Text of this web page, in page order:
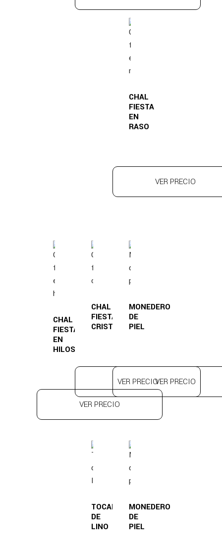
CHAL
FIESTA
EN
RASO
VER PRECIO
CHAL
FIESTA
EN
HILOS
VER PRECIO
CHAL
FIESTA
CRISTAL
VER PRECIO
MONEDERO
DE
PIEL
VER PRECIO
TOCADO
DE
LINO
MONEDERO
DE
PIEL